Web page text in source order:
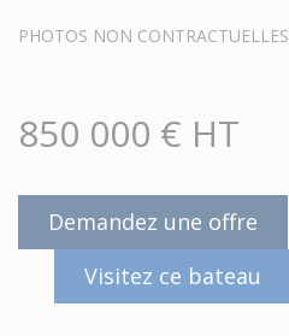
PHOTOS NON CONTRACTUELLES
850 000 € HT
Demandez une offre
Visitez ce bateau